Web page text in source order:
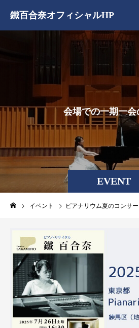
鐵百合奈オフィシャルHP
EVENT
会場での一期一会
イベント ピアナリウム夏のコンサ